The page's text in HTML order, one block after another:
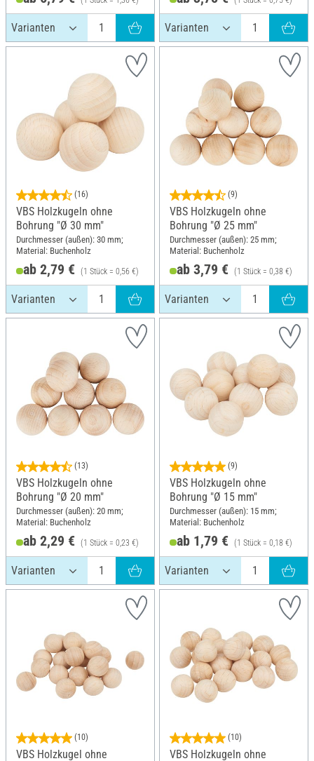
(16)
VBS Holzkugeln ohne
Bohrung "Ø 30 mm"
Durchmesser (außen): 30 mm;
Material: Buchenholz
ab 2,79 € (1 Stück = 0,56 €)
(9)
VBS Holzkugeln ohne
Bohrung "Ø 25 mm"
Durchmesser (außen): 25 mm;
Material: Buchenholz
ab 3,79 € (1 Stück = 0,38 €)
(13)
VBS Holzkugeln ohne
Bohrung "Ø 20 mm"
Durchmesser (außen): 20 mm;
Material: Buchenholz
ab 2,29 € (1 Stück = 0,23 €)
(9)
VBS Holzkugeln ohne
Bohrung "Ø 15 mm"
Durchmesser (außen): 15 mm;
Material: Buchenholz
ab 1,79 € (1 Stück = 0,18 €)
(10)
VBS Holzkugel ohne
(10)
VBS Holzkugeln ohne